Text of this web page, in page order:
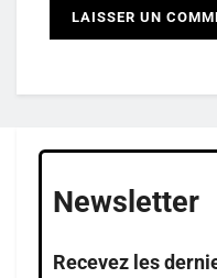
Newsletter
Recevez les